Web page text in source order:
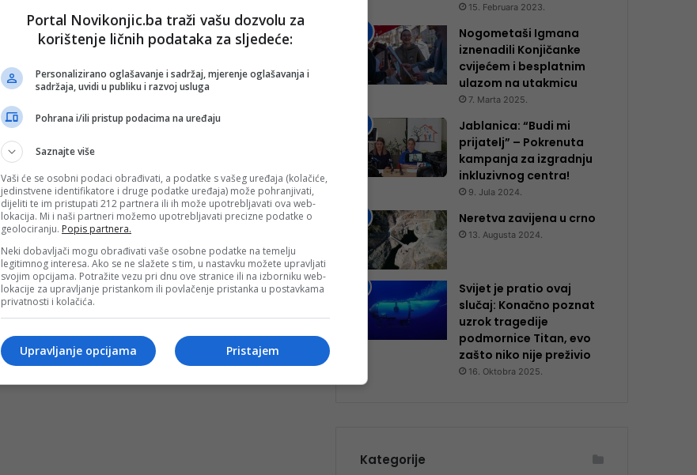
Fizički sukob u Bijeloj kući: Ilon
Mask se zaletio u ministra
finansija, pa dobio udarac
i nakon napuštanja administracije ostati u dobrim
odnosima s američkim…
Pročitaj više
15. Februara 2023.
Nogometaši Igmana
iznenadili Konjičanke
cvijećem i besplatnim
ulazom na utakmicu
7. Marta 2025.
Jablanica: “Budi mi
prijatelj” – Pokrenuta
kampanja za izgradnju
inkluzivnog centra!
9. Jula 2024.
Neretva zavijena u crno
13. Augusta 2024.
Svijet je pratio ovaj
slučaj: Konačno poznat
uzrok tragedije
podmornice Titan, evo
zašto niko nije preživio
16. Oktobra 2025.
Kategorije
Portal Novikonjic.ba traži vašu dozvolu za
korištenje ličnih podataka za sljedeće:
Personalizirano oglašavanje i sadržaj, mjerenje oglašavanja i
sadržaja, uvidi u publiku i razvoj usluga
Pohrana i/ili pristup podacima na uređaju
Saznajte više
Vaši će se osobni podaci obrađivati, a podatke s vašeg uređaja (kolačiće,
jedinstvene identifikatore i druge podatke uređaja) može pohranjivati,
dijeliti te im pristupati 212 partnera ili ih može upotrebljavati ova web-
lokacija. Mi i naši partneri možemo upotrebljavati precizne podatke o
geolociranju. Popis partnera.
Neki dobavljači mogu obrađivati vaše osobne podatke na temelju
legitimnog interesa. Ako se ne slažete s tim, u nastavku možete upravljati
svojim opcijama. Potražite vezu pri dnu ove stranice ili na izborniku web-
lokacije za upravljanje pristankom ili povlačenje pristanka u postavkama
privatnosti i kolačića.
Pristajem
Upravljanje opcijama